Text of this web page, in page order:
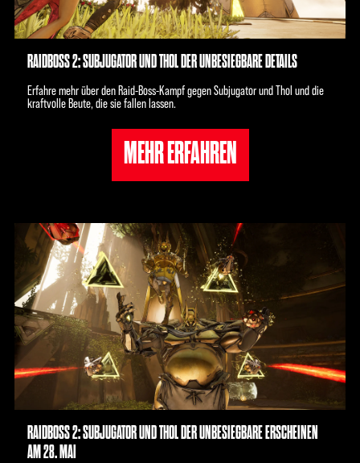
RAIDBOSS 2: SUBJUGATOR UND THOL DER UNBESIEGBARE DETAILS
Erfahre mehr über den Raid-Boss-Kampf gegen Subjugator und Thol und die
kraftvolle Beute, die sie fallen lassen.
MEHR ERFAHREN
RAIDBOSS 2: SUBJUGATOR UND THOL DER UNBESIEGBARE ERSCHEINEN
AM 28. MAI